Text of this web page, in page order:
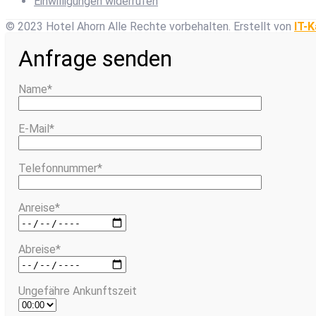
© 2023 Hotel Ahorn Alle Rechte vorbehalten. Erstellt von IT-
Anfrage senden
Name*
E-Mail*
Telefonnummer*
Anreise*
Abreise*
Ungefähre Ankunftszeit